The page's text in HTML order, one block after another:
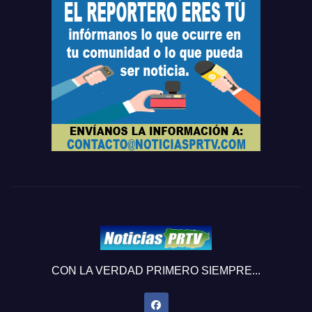
CON LA VERDAD PRIMERO SIEMPRE...